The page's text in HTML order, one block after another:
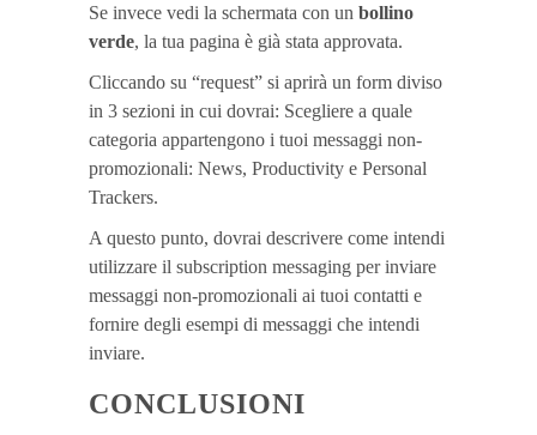
Se invece vedi la schermata con un bollino
verde, la tua pagina è già stata approvata.
Cliccando su “request” si aprirà un form diviso
in 3 sezioni in cui dovrai: Scegliere a quale
categoria appartengono i tuoi messaggi non-
promozionali: News, Productivity e Personal
Trackers.
A questo punto, dovrai descrivere come intendi
utilizzare il subscription messaging per inviare
messaggi non-promozionali ai tuoi contatti e
fornire degli esempi di messaggi che intendi
inviare.
CONCLUSIONI